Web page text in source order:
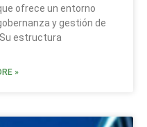
ofrece un entorno
y gestión de
estructura
»